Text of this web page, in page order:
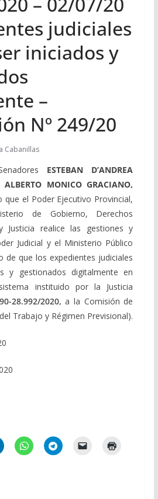
judiciales
iniciados y
–
Nº 249/20
Cabanillas
ESTEBAN D’ANDREA
ALBERTO MONICO GRACIANO,
que el Poder Ejecutivo Provincial,
de Gobierno, Derechos
Justicia realice las gestiones y
Judicial y el Ministerio Público
de que los expedientes judiciales
y gestionados digitalmente en
instituido por la Justicia
28.992/2020,a la Comisión de
Trabajo y Régimen Previsional).